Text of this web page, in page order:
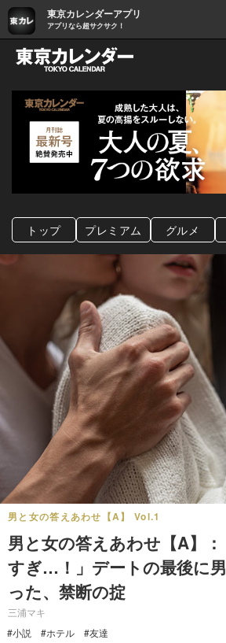
東京カレンダーアプリ
アプリなら超サクサク！
グルメ情報・プ
トップ プレミアム グルメ
男と女の答えあわせ【A】 Vol.1
男と女の答えあわせ【A】
すぎ…！」デートの最後に
った、禁断の掟
三浦マキ
#小説
#ホテル #友達